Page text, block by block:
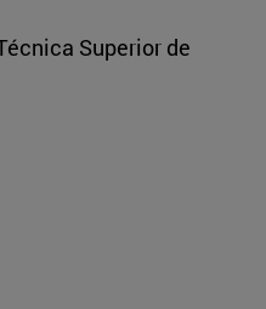
Superior de